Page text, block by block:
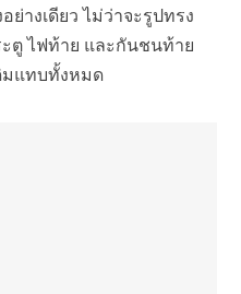
ย่างเดียว ไม่ว่าจะรูปทรง
ตู ไฟท้าย และกันชนท้าย
มแทบทั้งหมด